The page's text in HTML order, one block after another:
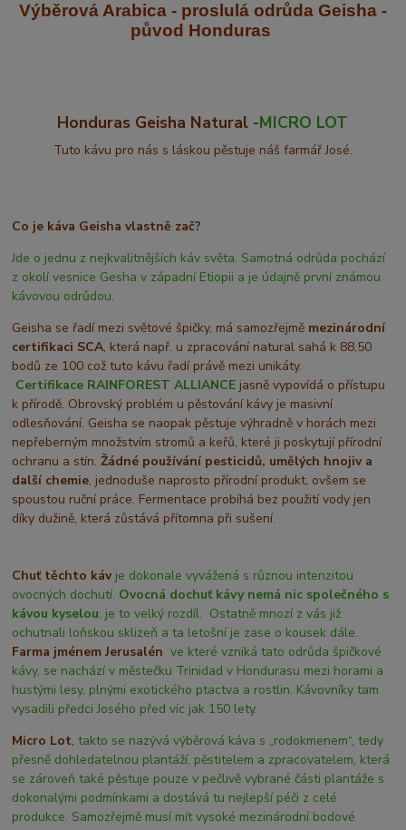
Výběrová Arabica - proslulá odrůda Geisha-
původ Honduras
Honduras Geisha Natural -MICRO LOT
Tuto kávu pro nás s láskou pěstuje náš farmář José.
Co je káva Geisha vlastně zač?
Jde o jednu z nejkvalitnějších káv světa. Samotná odrůda pochází
z okolí vesnice Gesha v západní Etiopii a je údajně první známou
kávovou odrůdou.
Geisha se řadí mezi světové špičky, má samozřejmě mezinárodní
certifikaci SCA, která např. u zpracování natural sahá k 88,50
bodů ze 100 což tuto kávu řadí právě mezi unikáty.
Certifikace RAINFOREST ALLIANCE jasně vypovídá o přístupu
k přírodě. Obrovský problém u pěstování kávy je masivní
odlesňování. Geisha se naopak pěstuje výhradně v horách mezi
nepřeberným množstvím stromů a keřů, které ji poskytují přírodní
ochranu a stín.Žádné používání pesticidů, umělých hnojiv a
další chemie, jednoduše naprosto přírodní produkt, ovšem se
spoustou ruční práce. Fermentace probíhá bez použití vody jen
díky dužině, která zůstává přítomna při sušení.
Chuť těchto kávje dokonale vyvážená s různou intenzitou
ovocných dochutí. Ovocná dochuť kávy nemá nic společného s
kávou kyselou, je to velký rozdíl. Ostatně mnozí z vás již
ochutnali loňskou sklizeň a ta letošní je zase o kousek dále.
Farma jménem Jerusalén ve které vzniká tato odrůda špičkové
kávy, se nachází v městečku Trinidad v Hondurasu mezi horami a
hustými lesy, plnými exotického ptactva a rostlin. Kávovníky tam
vysadili předci Josého před víc jak 150 lety.
Micro Lot, takto se nazývá výběrová káva s „rodokmenem“, tedy
přesně dohledatelnou plantáží, pěstitelem a zpracovatelem, která
se zároveň také pěstuje pouze v pečlivě vybrané části plantáže s
dokonalými podmínkami a dostává tu nejlepší péči z celé
produkce. Samozřejmě musí mít vysoké mezinárodní bodové